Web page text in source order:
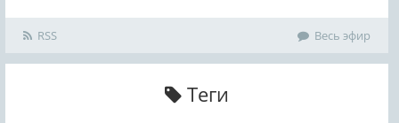
RSS Весь эфир
Теги